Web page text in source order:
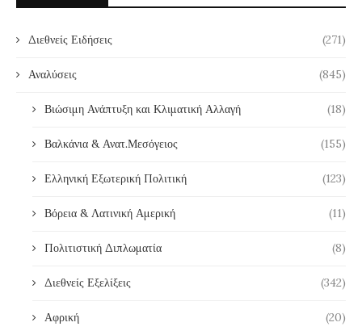
Διεθνείς Ειδήσεις (271)
Αναλύσεις (845)
Βιώσιμη Ανάπτυξη και Κλιματική Αλλαγή (18)
Βαλκάνια & Ανατ.Μεσόγειος (155)
Ελληνική Εξωτερική Πολιτική (123)
Βόρεια & Λατινική Αμερική (11)
Πολιτιστική Διπλωματία (8)
Διεθνείς Εξελίξεις (342)
Αφρική (20)